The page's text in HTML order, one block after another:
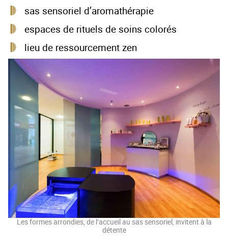
sas sensoriel d’aromathérapie
espaces de rituels de soins colorés
lieu de ressourcement zen
Les formes arrondies, de l’accueil au sas sensoriel, invitent à la
détente